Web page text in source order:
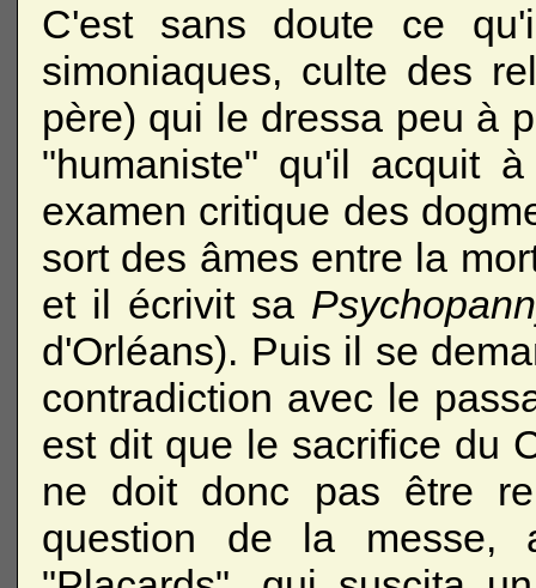
C'est sans doute ce
simoniaques, culte des
père) qui le dressa peu à
"humaniste" qu'il acquit
examen critique des
sort des âmes entre la
et il écrivit sa
d'Orléans). Puis il se
contradiction avec le
est dit que le sacrifice du
ne doit donc pas être
question de la messe,